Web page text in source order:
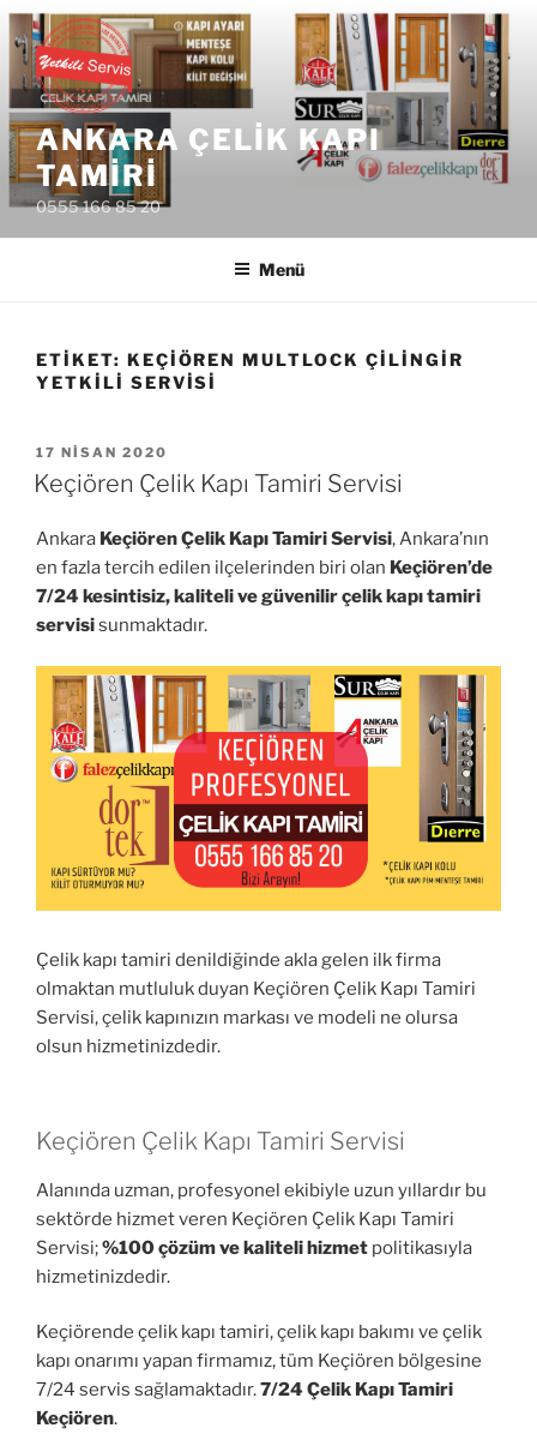
İçeriğe
geç
ANKARA ÇELIK KAPI
TAMIRI
0555 166 85 20
Menü
ETIKET: KEÇIÖREN MULTLOCK ÇILINGIR
YETKILI SERVISI
YAYIM
TARIHI
17 NISAN 2020
Keçiören Çelik Kapı Tamiri Servisi
Ankara Keçiören Çelik Kapı Tamiri Servisi, Ankara’nın
en fazla tercih edilen ilçelerinden biri olan Keçiören’de
7/24 kesintisiz, kaliteli ve güvenilir çelik kapı tamiri
servisisunmaktadır.
Çelik kapı tamiri denildiğinde akla gelen ilk firma
olmaktan mutluluk duyan Keçiören Çelik Kapı Tamiri
Servisi, çelik kapınızın markası ve modeli ne olursa
olsun hizmetinizdedir.
Keçiören Çelik Kapı Tamiri Servisi
Alanında uzman, profesyonel ekibiyle uzun yıllardır bu
sektörde hizmet veren Keçiören Çelik Kapı Tamiri
Servisi;%100 çözüm ve kaliteli hizmet politikasıyla
hizmetinizdedir.
Keçiörende çelik kapı tamiri, çelik kapı bakımı ve çelik
kapı onarımı yapan firmamız, tüm Keçiören bölgesine
7/24 servis sağlamaktadır.7/24 Çelik Kapı Tamiri
Keçiören.